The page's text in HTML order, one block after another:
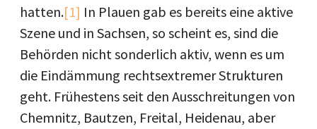
hatten.[1] In Plauen gab es bereits eine aktive
Szene und in Sachsen, so scheint es, sind die
Behörden nicht sonderlich aktiv, wenn es um
die Eindämmung rechtsextremer Strukturen
geht. Frühestens seit den Ausschreitungen von
Chemnitz, Bautzen, Freital, Heidenau, aber